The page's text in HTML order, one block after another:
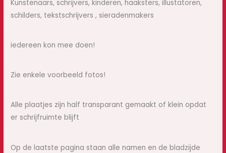
Kunstenaars, schrijvers, kinderen, haaksters, illustatoren,
schilders, tekstschrijvers , sieradenmakers
iedereen kon mee doen!
Zie enkele voorbeeld fotos!
Alle plaatjes zijn half transparant gemaakt of klein opdat
er schrijfruimte blijft
Op de laatste pagina staan alle namen en de bladzijde